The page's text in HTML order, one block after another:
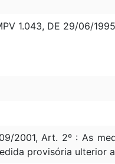
1.043, DE 29/06/
2001, Art. 2º : As
provisória ulterior